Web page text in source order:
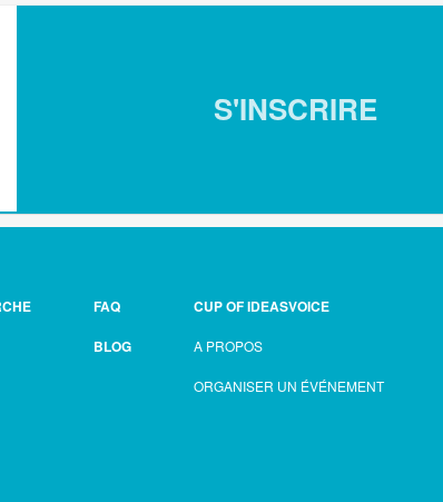
S'INSCRIRE
FAQ
BLOG
CUP OF IDEASVOICE
A PROPOS
ORGANISER UN ÉVÉNEMENT